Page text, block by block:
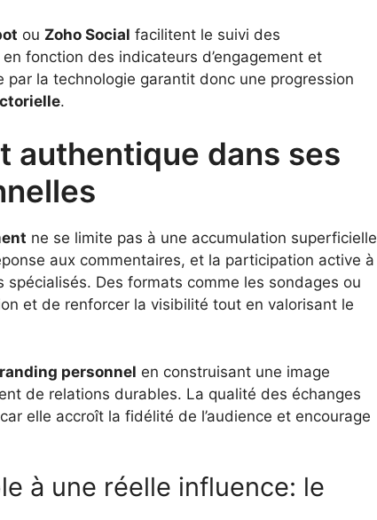
ou Zoho Social facilitent le suivi des
fonction des indicateurs d’engagement et
la technologie garantit donc une progression
.
authentique dans ses
ne se limite pas à une accumulation superficielle
aux commentaires, et la participation active à
Des formats comme les sondages ou
et de renforcer la visibilité tout en valorisant le
personnel en construisant une image
de relations durables. La qualité des échanges
elle accroît la fidélité de l’audience et encourage
à une réelle influence: le